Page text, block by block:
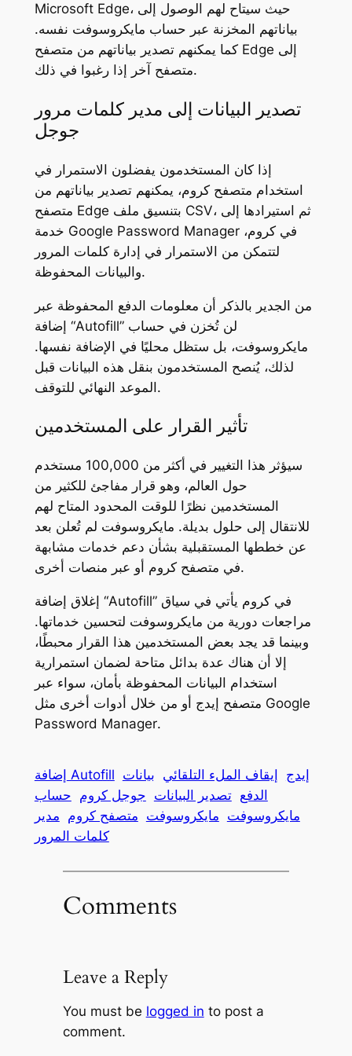
Microsoft Edge، حيث سيتاح لهم الوصول إلى
بياناتهم المخزنة عبر حساب مايكروسوفت نفسه.
كما يمكنهم تصدير بياناتهم من متصفح Edge
متصفح آخر إذا رغبوا في ذلك.
تصدير البيانات إلى مدير كلمات مرور
جوجل
إذا كان المستخدمون يفضلون الاستمرار في
استخدام متصفح كروم، يمكنهم تصدير بياناتهم من
Edge
Google Password Managerفي كروم،
لتتمكن من الاستمرار في إدارة كلمات المرور
والبيانات المحفوظة.
من الجدير بالذكر أن معلومات الدفع المحفوظة عبر
إضافة “Autofill” لن تُخزن في حساب
مايكروسوفت، بل ستظل محليًا في الإضافة نفسها.
لذلك، يُنصح المستخدمون بنقل هذه البيانات قبل
الموعد النهائي للتوقف.
تأثير القرار على المستخدمين
سيؤثر هذا التغيير في أكثر من 100,000 مستخدم
حول العالم، وهو قرار مفاجئ للكثير من
المستخدمين نظرًا للوقت المحدود المتاح لهم
للانتقال إلى حلول بديلة. مايكروسوفت لم تُعلن بعد
عن خططها المستقبلية بشأن دعم خدمات مشابهة
في متصفح كروم أو عبر منصات أخرى.
إغلاق إضافة “Autofill” في كروم يأتي في سياق
مراجعات دورية من مايكروسوفت لتحسين خدماتها.
وبينما قد يجد بعض المستخدمين هذا القرار محبطًا،
إلا أن هناك عدة بدائل متاحة لضمان استمرارية
استخدام البيانات المحفوظة بأمان، سواء عبر
Google
Password Manager.
إضافة Autofill إيدج إيقاف الملء التلقائي بيانات
الدفع تصدير البيانات جوجل كروم حساب
مايكروسوفت مايكروسوفت متصفح كروم مدير
كلمات المرور
Comments
Leave a Reply
You must be logged in to post a
comment.